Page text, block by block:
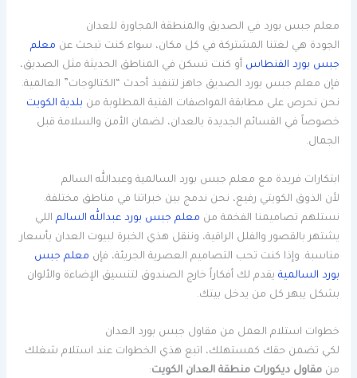
معلم جبس بورد في الصديق والمنطقة المجاورة للعدان
الجودة هي لغتنا المشتركة في كل مكان، سواء كنت تبحث عن معلم
جبس بورد الفنطاس أو كنت تسكن في المناطق الحديثة مثل الصديق،
فإن معلم جبس بورد الصديق جاهز لتنفيذ أحدث “الكتالوجات” العالمية.
نحن نحرص على مطابقة المواصفات الفنية المطلوبة من بلدية الكويت
خصوصاً في القسائم الجديدة بالعدان، لضمان الأمن والسلامة قبل
الجمال.
ابتكارات فريدة مع معلم جبس بورد السالمية وعبدالله السالم
لأن الذوق الكويتي رفيع، نحن ندمج بين خبراتنا في مناطق مختلفة.
نستلهم تصاميمنا الفخمة من معلم جبس بورد عبدالله السالم اللي
يشتهر بالقصور والفلل الراقية، وننقل هذي الخبرة لبيوت العدان بأسعار
مناسبة. وإذا كنت تحب التصاميم العصرية الجريئة، فإن معلم جبس
بورد السالمية يقدم لك أفكاراً خارج الصندوق لتنسيق الإضاءة والألوان
بشكل يبهر كل من يدخل بيتك.
خطوات استلام العمل من مقاول جبس بورد العدان
لكي تضمن حقك كمستهلك، اتبع هذي الخطوات عند استلام شغلك
منمقاول ديكورات منطقة العدان الكويت: